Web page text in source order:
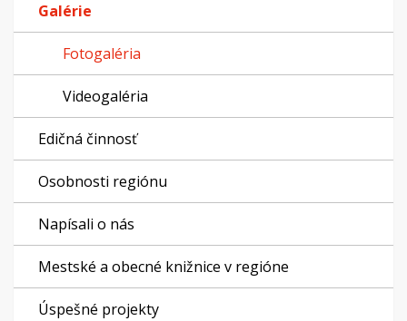
Galérie
Fotogaléria
Videogaléria
Edičná činnosť
Osobnosti regiónu
Napísali o nás
Mestské a obecné knižnice v regióne
Úspešné projekty